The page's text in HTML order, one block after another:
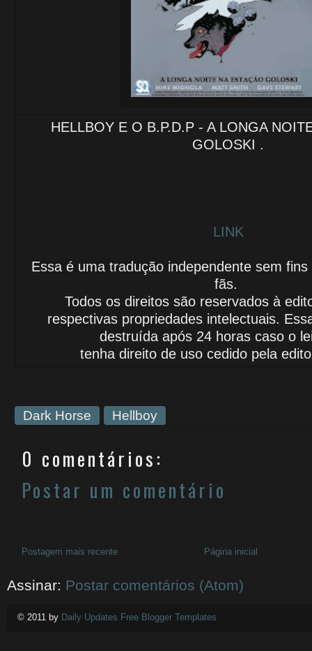
HELLBOY E O B.P.D.P - A LONGA
GOLOSKI .
LINK
Essa é uma tradução independente sem
fãs.
Todos os direitos são reservados à
respectivas propriedades intelectuais.
destruída após 24 horas caso o
tenha direito de uso cedido pela
Dark Horse Hellboy
0 comentários:
Postar um comentário
Postagem mais recente Página inicial
Assinar: Postar comentários (Atom)
© 2011 by Daily Updates Free Blogger Templates